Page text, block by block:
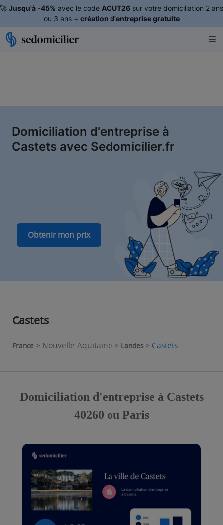
🚀 Jusqu'à -45% avec le code AOUT26 sur votre domiciliation 2 ans
ou 3 ans + création d'entreprise gratuite
Domiciliation d'entreprise à
Castets avec Sedomicilier.fr
Obtenir mon prix
Castets
France > Nouvelle-Aquitaine > Landes> Castets
Domiciliation d'entreprise à Castets
40260 ou Paris